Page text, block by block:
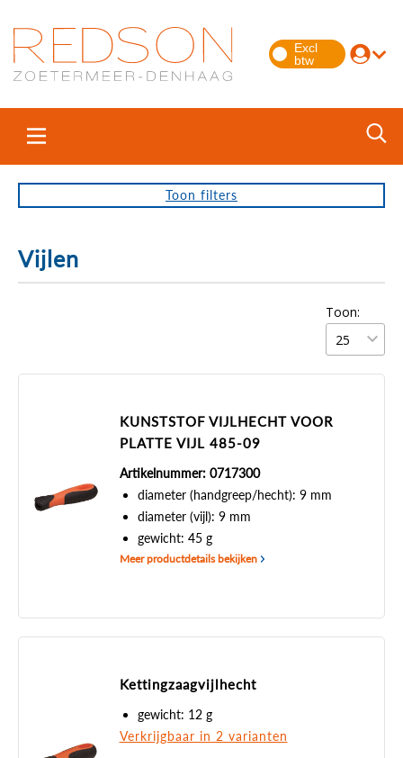
Toon filters
Vijlen
Toon:
KUNSTSTOF VIJLHECHT VOOR
PLATTE VIJL 485-09
Artikelnummer: 0717300
diameter (handgreep/hecht): 9 mm
diameter (vijl): 9 mm
gewicht: 45 g
Meer productdetails bekijken
Kettingzaagvijlhecht
gewicht: 12 g
Verkrijgbaar in 2 varianten